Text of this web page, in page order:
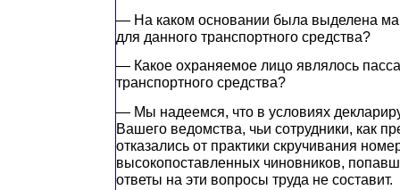
— На каком основании была выделена
для данного транспортного средства?
— Какое охраняемое лицо являлось
транспортного средства?
— Мы надеемся, что в условиях
Вашего ведомства, чьи сотрудники, как
отказались от практики скручивания
высокопоставленных чиновников,
ответы на эти вопросы труда не составит.